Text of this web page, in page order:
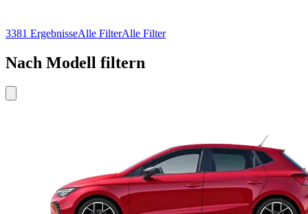
3381 ErgebnisseAlle FilterAlle Filter
3381 ErgebnisseAlle FilterAlle Filter
Nach Modell filtern